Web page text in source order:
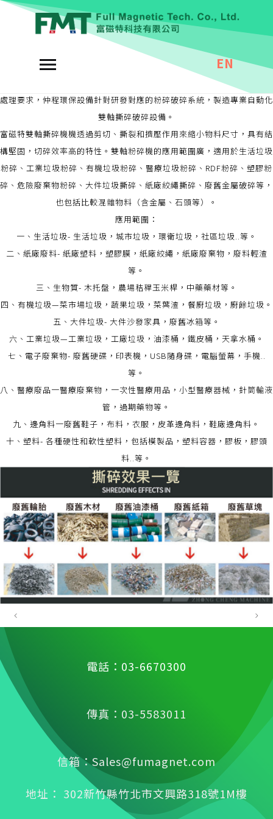
EN
撕碎機
目前國內垃圾處理主要方式為衛生掩埋、垃圾焚燒、堆肥法三種，這三種
垃圾處理方式都需要進行粉碎撕碎處理，達到減型減容效果，根據不同的
處理要求，仲程環保設備針對研發對應的粉碎破碎系統，製造專業自動化
雙軸撕碎破碎設備。
富磁特雙軸撕碎機機透過剪切、撕裂和擠壓作用來縮小物料尺寸，具有結
構堅固，切碎效率高的特性。雙軸粉碎機的應用範圍廣，適用於生活垃圾
粉碎、工業垃圾粉碎、有機垃圾粉碎、醫療垃圾粉碎、RDF粉碎、塑膠粉
碎、危險廢棄物粉碎、大件垃圾撕碎、紙廠絞繩撕碎、廢舊金屬破碎等，
也包括比較混雜物料（含金屬、石頭等）。
應用範圍：
一、生活垃圾- 生活垃圾，城市垃圾，環衛垃圾，社區垃圾..等。
二、紙廠廢料- 紙廠塑料，塑膠膜，紙廠絞繩，紙廠廢棄物，廢料輕渣
等。
三、生物質- 木托盤，農場秸稈玉米桿，中藥藥材等。
四、有機垃圾—菜市場垃圾，蔬果垃圾，菜葉渣，餐廚垃圾，廚餘垃圾。
五、大件垃圾- 大件沙發家具，廢舊冰箱等。
六、工業垃圾—工業垃圾，工廠垃圾，油漆桶，鐵皮桶，天拿水桶。
七、電子廢棄物- 廢舊硬碟，印表機，USB隨身碟，電腦螢幕，手機..
等。
八、醫療廢品一醫療廢棄物，一次性醫療用品，小型醫療器械，針筒輸液
管，過期藥物等。
九、邊角料一廢舊鞋子，布料，衣服，皮革邊角料，鞋廠邊角料。
十、塑料- 各種硬性和軟性塑料，包括模製品，塑料容器，膠板，膠頭
料..等。
電話：03-6670300
傳真：03-5583011
信箱：Sales@fumagnet.com
地址： 302新竹縣竹北市文興路318號1M樓